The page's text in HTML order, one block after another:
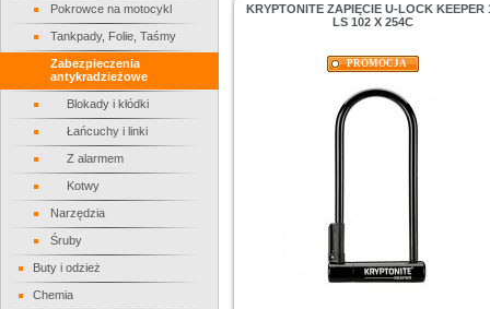
Pokrowce na motocykl
Tankpady, Folie, Taśmy
Zabezpieczenia
antykradzieżowe
Blokady i kłódki
Łańcuchy i linki
Z alarmem
Kotwy
Narzędzia
Śruby
Buty i odzież
Chemia
KRYPTONITE ZAPIĘCIE U-LOCK KEEPER
LS 102 X 254C
PROMOCJA